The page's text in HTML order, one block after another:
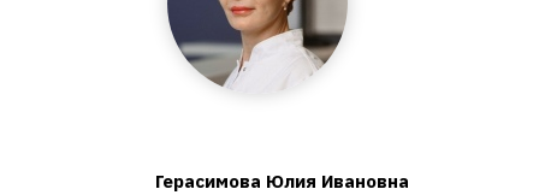
Герасимова Юлия Ивановна